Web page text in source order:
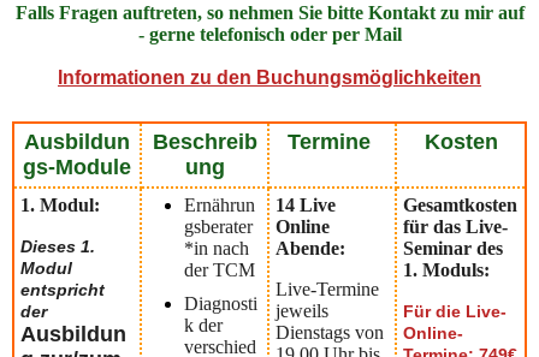
Falls Fragen auftreten, so nehmen Sie bitte Kontakt zu mir auf
- gerne telefonisch oder per Mail
Informationen zu den Buchungsmöglichkeiten
Ausbildun
gs-Module
Beschreib
ung
Termine Kosten
1. Modul:
Dieses 1.
Modul
entspricht
der
Ausbildun
Ernährun
gsberater
*in nach
der TCM
Diagnosti
k der
verschied
14 Live
Online
Abende:
Live-Termine
jeweils
Dienstags von
Gesamtkosten
für das Live-
Seminar des
1. Moduls:
Für die Live-
Online-